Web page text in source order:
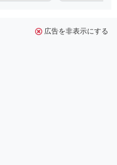
広告を非表示にする